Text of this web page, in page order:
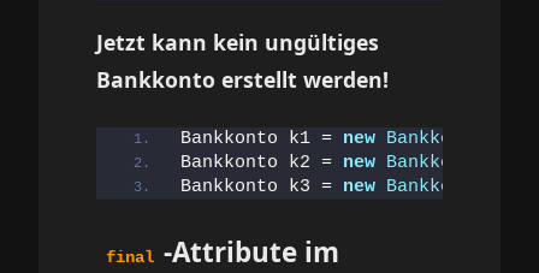
Jetzt kann kein ungültiges
Bankkonto erstellt werden!
Bankkonto k1 = new Bankkonto
Bankkonto k2 = new Bankkonto
Bankkonto k3 = new Bankkonto
final -Attribute im